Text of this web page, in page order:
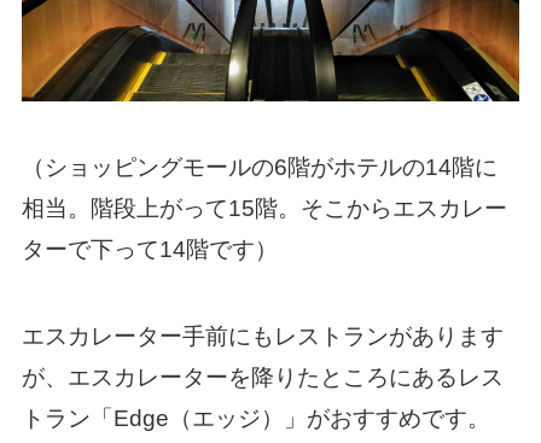
（ショッピングモールの6階がホテルの14階に
相当。階段上がって15階。そこからエスカレー
ターで下って14階です）
エスカレーター手前にもレストランがあります
が、エスカレーターを降りたところにあるレス
トラン「Edge（エッジ）」がおすすめです。